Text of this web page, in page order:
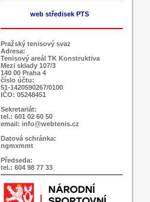
web středisek PTS
Pražský tenisový svaz
Adresa:
Tenisový areál TK Konstruktiva
Mezi sklady 107/3
140 00 Praha 4
číslo účtu:
51-1420590267/0100
IČO: 05248451
Sekretariát:
tel.: 601 02 60 50
email: info@webtenis.cz
Datová schránka:
ngmxmmt
Předseda:
tel.: 604 98 77 33